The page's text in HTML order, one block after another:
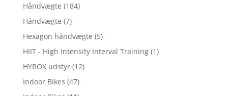
Håndvægte (184)
Håndvægte (7)
Hexagon håndvægte (5)
HIIT - High Intensity Interval Training (1)
HYROX udstyr (12)
Indoor Bikes (47)